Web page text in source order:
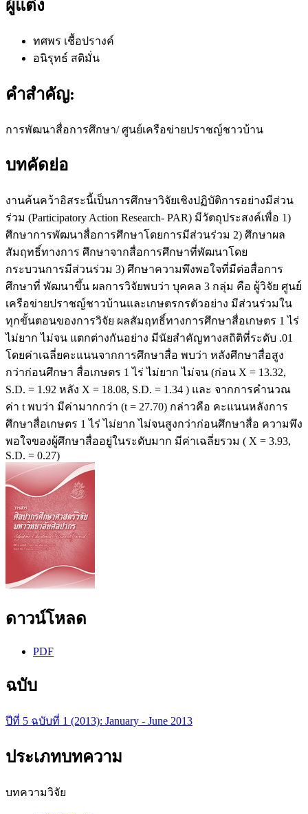
ผู้แต่ง
ทศพร เชื้อปรางค์
อนิรุทธ์ สติมั่น
คำสำคัญ:
การพัฒนาสื่อการศึกษา/ ศูนย์เครือข่ายปราชญ์ชาวบ้าน
บทคัดย่อ
งานค้นคว้าอิสระนี้เป็นการศึกษาวิจัยเชิงปฏิบัติการอย่างมีส่วน
ร่วม (Participatory Action Research- PAR) มีวัตถุประสงค์เพื่อ 1)
ศึกษาการพัฒนาสื่อการศึกษาโดยการมีส่วนร่วม 2) ศึกษาผล
สัมฤทธิ์ทางการ ศึกษาจากสื่อการศึกษาที่พัฒนาโดย
กระบวนการมีส่วนร่วม 3) ศึกษาความพึงพอใจที่มีต่อสื่อการ
ศึกษาที่ พัฒนาขึ้น ผลการวิจัยพบว่า บุคคล 3 กลุ่ม คือ ผู้วิจัย ศูนย์
เครือข่ายปราชญ์ชาวบ้านและเกษตรกรตัวอย่าง มีส่วนร่วมใน
ทุกขั้นตอนของการวิจัย ผลสัมฤทธิ์ทางการศึกษาสื่อเกษตร 1 ไร่
ไม่ยาก ไม่จน แตกต่างกันอย่าง มีนัยสำคัญทางสถิติที่ระดับ .01
โดยค่าเฉลี่ยคะแนนจากการศึกษาสื่อ พบว่า หลังศึกษาสื่อสูง
กว่าก่อนศึกษา สื่อเกษตร 1 ไร่ ไม่ยาก ไม่จน (ก่อน Χ = 13.32,
S.D. = 1.92 หลัง Χ = 18.08, S.D. = 1.34 ) และ จากการคำนวณ
ค่า t พบว่า มีค่ามากกว่า (t = 27.70) กล่าวคือ คะแนนหลังการ
ศึกษาสื่อเกษตร 1 ไร่ ไม่ยาก ไม่จนสูงกว่าก่อนศึกษาสื่อ ความพึง
พอใจของผู้ศึกษาสื่ออยู่ในระดับมาก มีค่าเฉลี่ยรวม ( Χ = 3.93,
S.D. = 0.27)
ดาวน์โหลด
PDF
ฉบับ
ปีที่ 5 ฉบับที่ 1 (2013): January - June 2013
ประเภทบทความ
บทความวิจัย